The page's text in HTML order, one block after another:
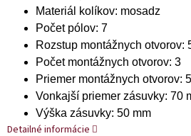
Materiál kolíkov: mosadz
Počet pólov: 7
Rozstup montážnych otvorov:
Počet montážnych otvorov: 3
Priemer montážnych otvorov:
Vonkajší priemer zásuvky: 70
Výška zásuvky: 50 mm
Detailné informácie